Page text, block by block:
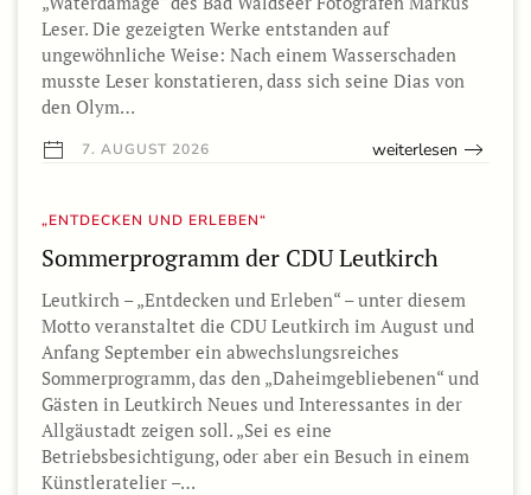
Leser. Die gezeigten Werke entstanden auf
ungewöhnliche Weise: Nach einem Wasserschaden
musste Leser konstatieren, dass sich seine Dias von
den Olym…
7. AUGUST 2026 weiterlesen
„ENTDECKEN UND ERLEBEN“
Sommerprogramm der CDU Leutkirch
Leutkirch – „Entdecken und Erleben“ – unter diesem
Motto veranstaltet die CDU Leutkirch im August und
Anfang September ein abwechslungsreiches
Sommerprogramm, das den „Daheimgebliebenen“ und
Gästen in Leutkirch Neues und Interessantes in der
Allgäustadt zeigen soll. „Sei es eine
Betriebsbesichtigung, oder aber ein Besuch in einem
Künstleratelier –…